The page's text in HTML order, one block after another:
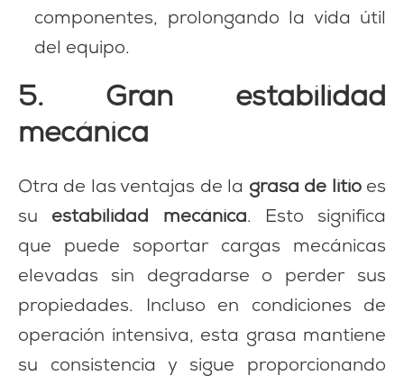
componentes, prolongando la vida útil
del equipo.
5. Gran estabilidad
mecánica
Otra de las ventajas de la grasa de litioes
su estabilidad mecánica. Esto significa
que puede soportar cargas mecánicas
elevadas sin degradarse o perder sus
propiedades. Incluso en condiciones de
operación intensiva, esta grasa mantiene
su consistencia y sigue proporcionando